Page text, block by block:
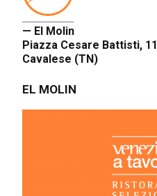
— El Molin
Piazza Cesare Battisti, 11
Cavalese (TN)
EL MOLIN